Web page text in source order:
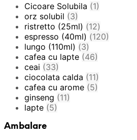
Cicoare Solubila (1)
orz solubil (3)
ristretto (25ml) (12)
espresso (40ml) (120)
lungo (110ml) (3)
cafea cu lapte (46)
ceai (33)
ciocolata calda (11)
cafea cu arome (5)
ginseng (11)
lapte (5)
Ambalare